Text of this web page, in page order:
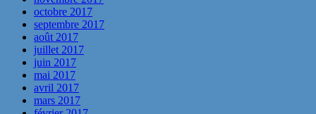
octobre 2017
septembre 2017
août 2017
juillet 2017
juin 2017
mai 2017
avril 2017
mars 2017